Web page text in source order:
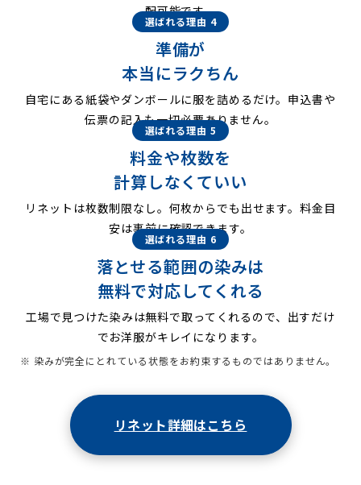
配可能です。
選ばれる理由 4
準備が
本当にラクちん
自宅にある紙袋やダンボールに服を詰めるだけ。申込書や
伝票の記入も一切必要ありません。
選ばれる理由 5
料金や枚数を
計算しなくていい
リネットは枚数制限なし。何枚からでも出せます。料金目
安は事前に確認できます。
選ばれる理由 6
落とせる範囲の染みは
無料で対応してくれる
工場で見つけた染みは無料で取ってくれるので、出すだけ
でお洋服がキレイになります。
※ 染みが完全にとれている状態をお約束するものではありません。
リネット詳細はこちら